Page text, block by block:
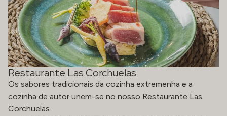
Restaurante Las Corchuelas
Os sabores tradicionais da cozinha extremenha e a
cozinha de autor unem-se no nosso Restaurante Las
Corchuelas.